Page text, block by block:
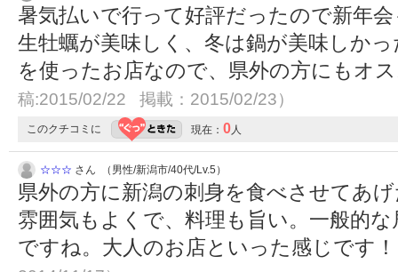
暑気払いで行って好評だったので新年
生牡蠣が美味しく、冬は鍋が美味しか
を使ったお店なので、県外の方にもオ
稿:2015/02/22 掲載：2015/02/23）
このクチコミに 現在： 0 人
☆☆☆ さん （男性/新潟市/40代/Lv.5）
県外の方に新潟の刺身を食べさせてあ
雰囲気もよくで、料理も旨い。一般的
ですね。大人のお店といった感じです